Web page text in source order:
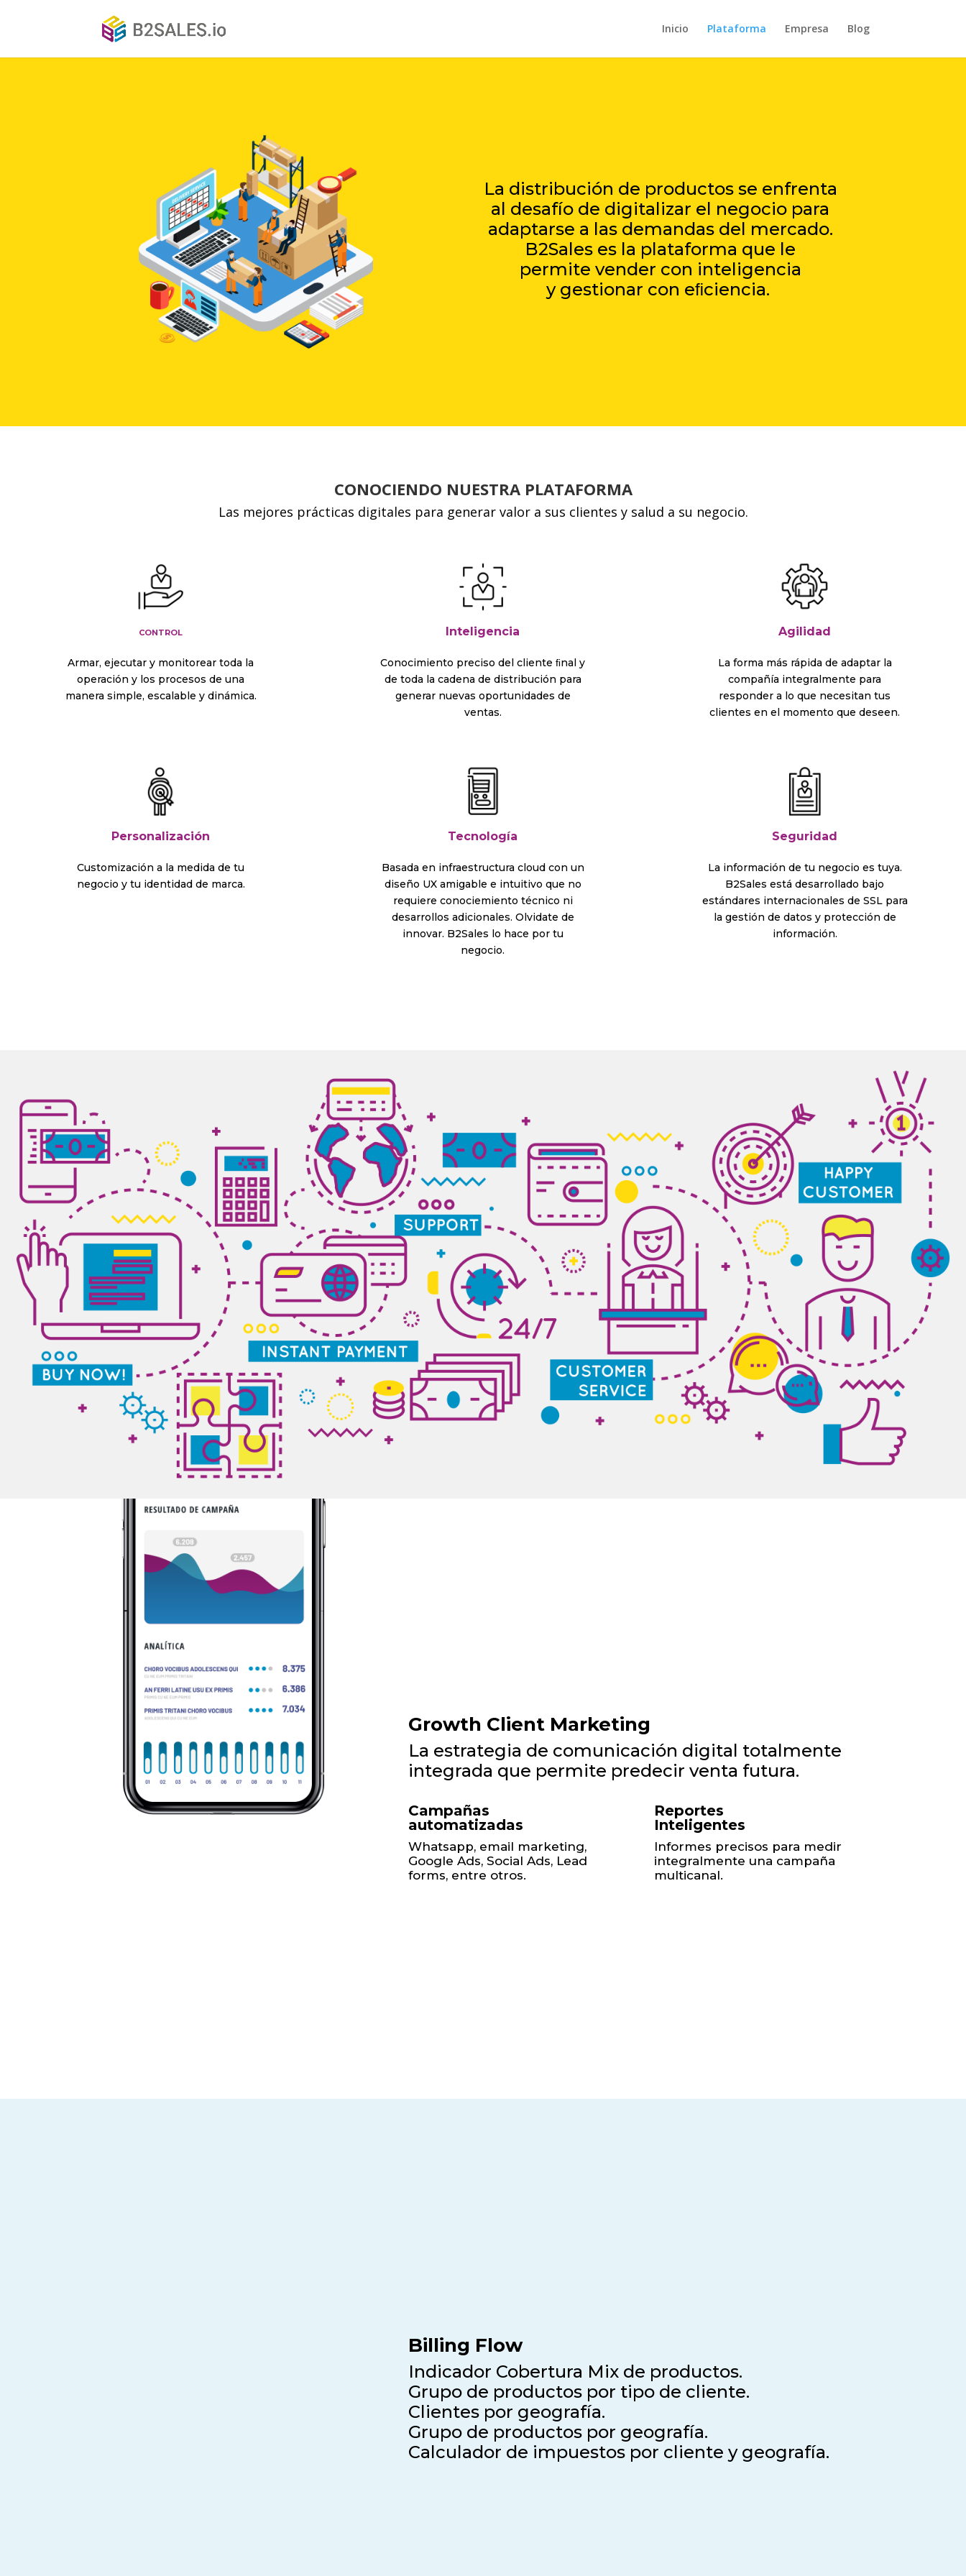
Inicio Plataforma Empresa Blog
La distribución de productos se enfrenta
al desafío de digitalizar el negocio para
adaptarse a las demandas del mercado.
B2Sales es la plataforma que le
permite vender con inteligencia
y gestionar con eﬁciencia.
CONOCIENDO NUESTRA PLATAFORMA
Las mejores prácticas digitales para generar valor a sus clientes y salud a su negocio.
control
Armar, ejecutar y monitorear toda la
operación y los procesos de una
manera simple, escalable y dinámica.
Inteligencia
Conocimiento preciso del cliente ﬁnal y
de toda la cadena de distribución para
generar nuevas oportunidades de
ventas.
Agilidad
La forma más rápida de adaptar la
compañía integralmente para
responder a lo que necesitan tus
clientes en el momento que deseen.
Personalización
Customización a la medida de tu
negocio y tu identidad de marca.
Tecnología
Basada en infraestructura cloud con un
diseño UX amigable e intuitivo que no
requiere conociemiento técnico ni
desarrollos adicionales. Olvidate de
innovar. B2Sales lo hace por tu
negocio.
Seguridad
La información de tu negocio es tuya.
B2Sales está desarrollado bajo
estándares internacionales de SSL para
la gestión de datos y protección de
información.
Growth Client Marketing
La estrategia de comunicación digital totalmente
integrada que permite predecir venta futura.
Campañas
automatizadas
Whatsapp, email marketing,
Google Ads, Social Ads, Lead
forms, entre otros.
Reportes
Inteligentes
Informes precisos para medir
integralmente una campaña
multicanal.
Billing Flow
Indicador Cobertura Mix de productos.
Grupo de productos por tipo de cliente.
Clientes por geografía.
Grupo de productos por geografía.
Calculador de impuestos por cliente y geografía.